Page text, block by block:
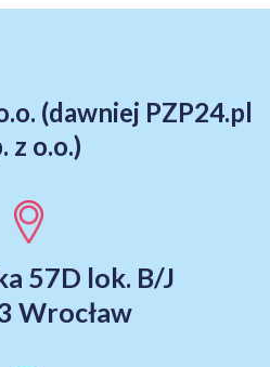
(dawniej PZP24.pl
z o.o.)
57D lok. B/J
Wrocław